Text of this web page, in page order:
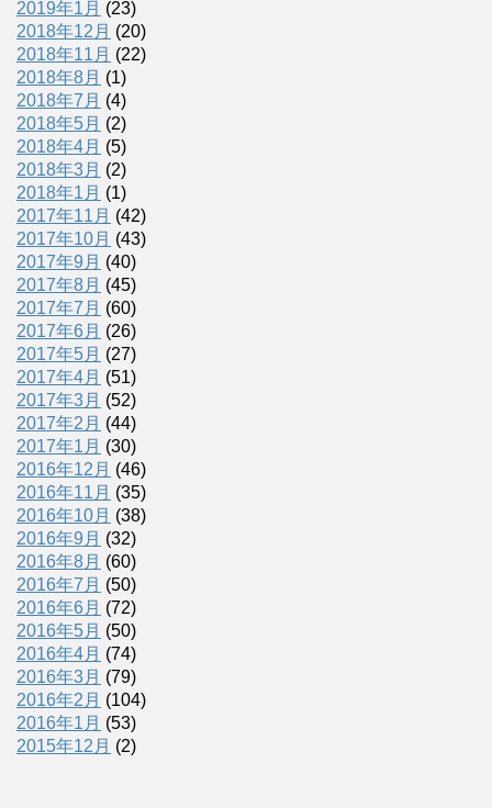
2019年1月 (23)
2018年12月 (20)
2018年11月 (22)
2018年8月 (1)
2018年7月 (4)
2018年5月 (2)
2018年4月 (5)
2018年3月 (2)
2018年1月 (1)
2017年11月 (42)
2017年10月 (43)
2017年9月 (40)
2017年8月 (45)
2017年7月 (60)
2017年6月 (26)
2017年5月 (27)
2017年4月 (51)
2017年3月 (52)
2017年2月 (44)
2017年1月 (30)
2016年12月 (46)
2016年11月 (35)
2016年10月 (38)
2016年9月 (32)
2016年8月 (60)
2016年7月 (50)
2016年6月 (72)
2016年5月 (50)
2016年4月 (74)
2016年3月 (79)
2016年2月 (104)
2016年1月 (53)
2015年12月 (2)